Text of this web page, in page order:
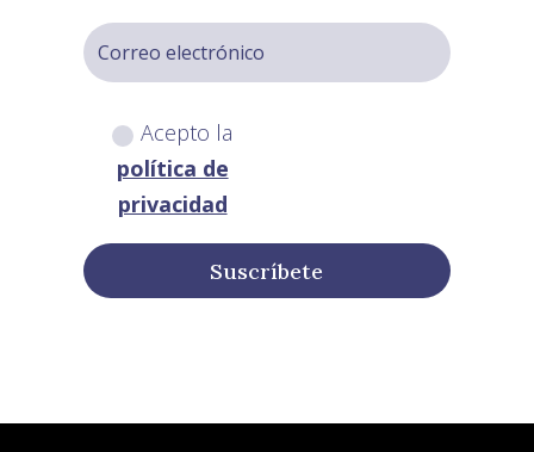
Acepto la
política de
privacidad
Suscríbete